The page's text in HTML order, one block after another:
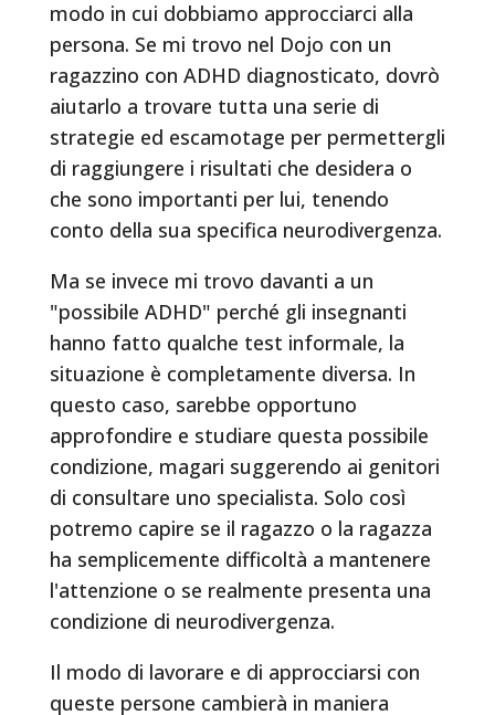
modo in cui dobbiamo approcciarci alla
persona. Se mi trovo nel Dojo con un
ragazzino con ADHD diagnosticato, dovrò
aiutarlo a trovare tutta una serie di
strategie ed escamotage per permettergli
di raggiungere i risultati che desidera o
che sono importanti per lui, tenendo
conto della sua specifica neurodivergenza.
Ma se invece mi trovo davanti a un
"possibile ADHD" perché gli insegnanti
hanno fatto qualche test informale, la
situazione è completamente diversa. In
questo caso, sarebbe opportuno
approfondire e studiare questa possibile
condizione, magari suggerendo ai genitori
di consultare uno specialista. Solo così
potremo capire se il ragazzo o la ragazza
ha semplicemente difficoltà a mantenere
l'attenzione o se realmente presenta una
condizione di neurodivergenza.
Il modo di lavorare e di approcciarsi con
queste persone cambierà in maniera